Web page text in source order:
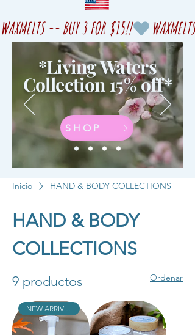
WAXMELTS -- BUY 3 FOR $15!!
*Living Waters
Collection 15% off*
SHOP
Inicio HAND & BODY COLLECTIONS
HAND & BODY
COLLECTIONS
9 productos Ordenar
NEW ARRIVAL!!